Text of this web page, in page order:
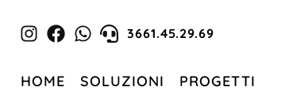
3661.45.29.69
HOME SOLUZIONI PROGETTI